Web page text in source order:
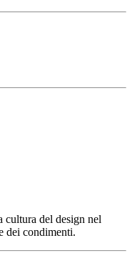
cultura del design nel
dei condimenti.